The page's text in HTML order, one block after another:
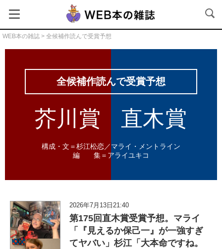
WEB本の雑誌 > 全候補作読んで受賞予想
全候補作読んで受賞予想
構成・文＝杉江松恋／マライ・メントライン
編 集＝アライユキコ
2026年7月13日21:40
第175回直木賞受賞予想。マライ
「『見えるか保己一』が一強すぎ
てヤバい」杉江「大本命ですね。